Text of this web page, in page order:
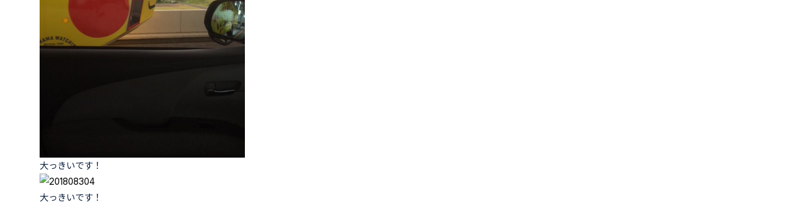
大っきいです！
大っきいです！